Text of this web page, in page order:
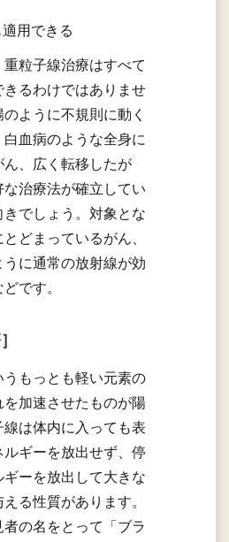
用できる
重粒子線治療はすべて
るわけではありませ
ように不規則に動く
血病のような全身に
ん、広く転移したが
な治療法が確立してい
きでしょう。対象とな
どまっているがん、
に通常の放射線が効
です。
うもっとも軽い元素の
を加速させたものが陽
は体内に入っても表
ギーを放出せず、停
ギーを放出して大きな
る性質があります。
者の名をとって「ブラ